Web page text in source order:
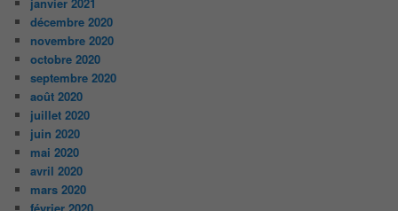
décembre 2020
novembre 2020
octobre 2020
septembre 2020
août 2020
juillet 2020
juin 2020
mai 2020
avril 2020
mars 2020